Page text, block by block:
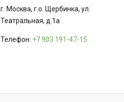
г. Москва, г.о. Щербинка, ул.
Театральная, д.1а
Телефон: +7 903 191-47-15